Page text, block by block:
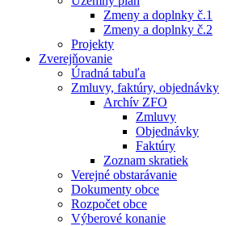
Zmeny a doplnky č.1
Zmeny a doplnky č.2
Projekty
Zverejňovanie
Úradná tabuľa
Zmluvy, faktúry, objednávky
Archív ZFO
Zmluvy
Objednávky
Faktúry
Zoznam skratiek
Verejné obstarávanie
Dokumenty obce
Rozpočet obce
Výberové konanie